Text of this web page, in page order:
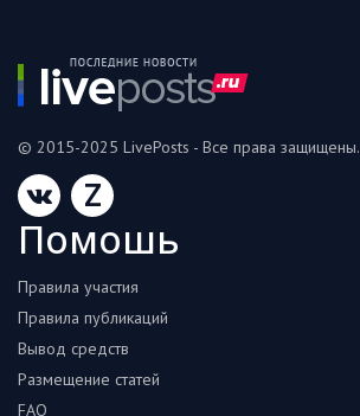
© 2015-2025 LivePosts - Все права защищены.
Z
Помошь
Правила участия
Правила публикаций
Вывод средств
Размещение статей
FAQ